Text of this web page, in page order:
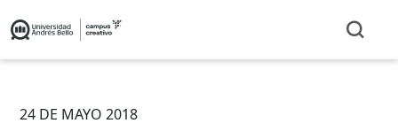
24 DE MAYO 2018